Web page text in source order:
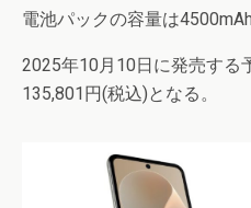
電池パックの容量は
2025年10月10日に発売する
135,801円(税込)となる。